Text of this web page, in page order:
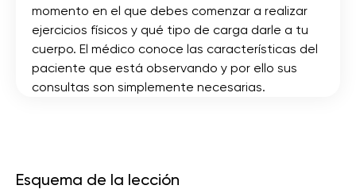
momento en el que debes comenzar a realizar
ejercicios físicos y qué tipo de carga darle a tu
cuerpo. El médico conoce las características del
paciente que está observando y por ello sus
consultas son simplemente necesarias.
Esquema de la lección